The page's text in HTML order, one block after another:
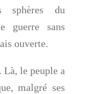
sphères du
guerre sans
ouverte.
le peuple a
malgré ses